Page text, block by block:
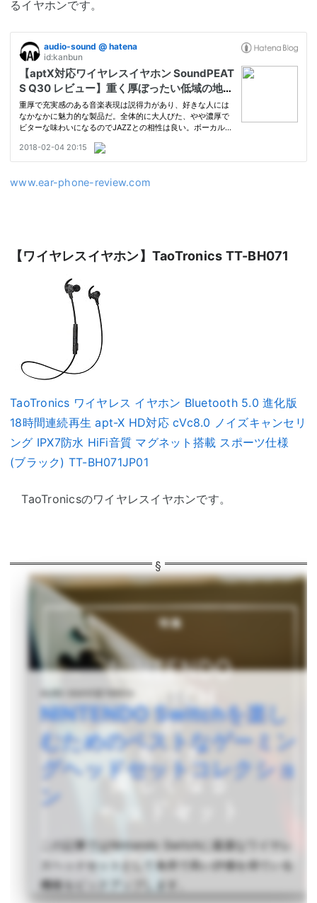
るイヤホンです。
www.ear-phone-review.com
【ワイヤレスイヤホン】TaoTronics TT-BH071
TaoTronics ワイヤレス イヤホン Bluetooth 5.0 進化版
18時間連続再生 apt-X HD対応 cVc8.0 ノイズキャンセリ
ング IPX7防水 HiFi音質 マグネット搭載 スポーツ仕様
(ブラック) TT-BH071JP01
TaoTronicsのワイヤレスイヤホンです。
audio-sound @ hatena
NINTENDO Switchを楽し
むためのベストなゲーミン
グヘッドセットコレクショ
ン
この記事ではNintendo Switchに最適なワイヤレ
スヘッドセットとして各所で高い評価を得ている
機種をピックアップします。